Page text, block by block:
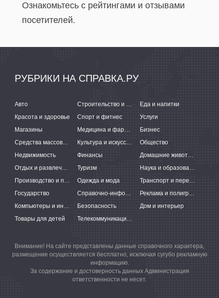
Ознакомьтесь с рейтингами и отзывами
посетителей.
РУБРИКИ НА СПРАВКА.РУ
Авто Строительство и ремонт
Еда и напитки
Красота и здоровье
Спорт и фитнес
Услуги
Магазины
Медицина и фармацевтика
Бизнес
Средства массовой информации
Культура и искусство
Общество
Недвижимость
Финансы
Домашние животные
Отдых и развлечения
Туризм
Наука и образование
Производство и поставки
Одежда и мода
Транспорт и перевозки
Государство
Справочно-информационные системы
Реклама и полиграфия
Компьютеры и интернет
Безопасность
Дом и интерьер
Товары для детей
Телекоммуникации и связь
Внимание! На сайте представлены данные справочного характера,
размещение осуществляется бесплатно, исключая сугубо рекламную
информацию.
За содержание и достоверность данных Администрация
ответственности не несет.